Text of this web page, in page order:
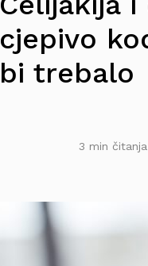
cjepivo
bi trebalo
3 min čitanja